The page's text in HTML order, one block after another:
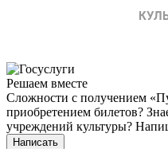
Решаем вместе
Сложности с получением
приобретением билетов?
учреждений культуры?
Написать